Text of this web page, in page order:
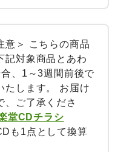
意＞ こちらの商品
記対象商品とあわ
、1～3週間前後で
たします。 お届け
、ご了承くださ
堂CDチラシ
も1点として換算